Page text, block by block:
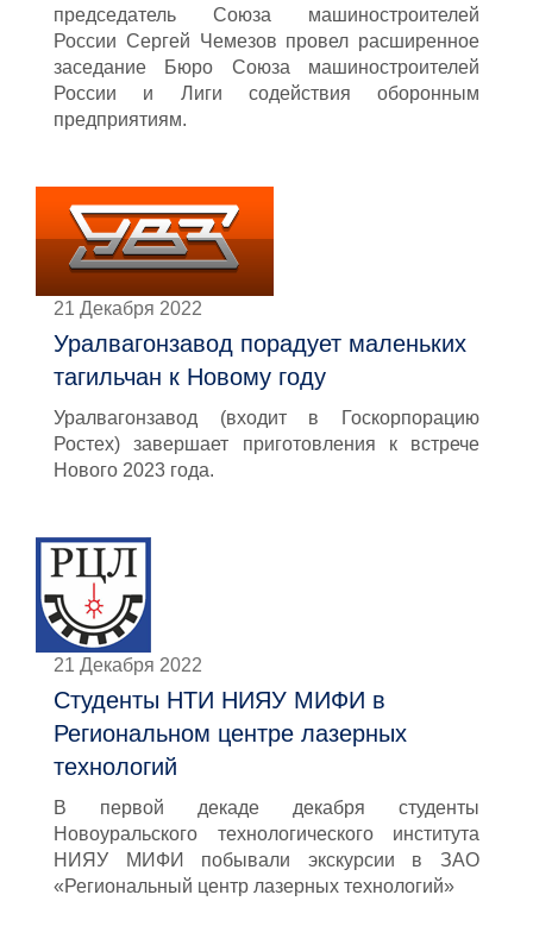
председатель Союза машиностроителей
России Сергей Чемезов провел расширенное
заседание Бюро Союза машиностроителей
России и Лиги содействия оборонным
предприятиям.
21 Декабря 2022
Уралвагонзавод порадует маленьких
тагильчан к Новому году
Уралвагонзавод (входит в Госкорпорацию
Ростех) завершает приготовления к встрече
Нового 2023 года.
21 Декабря 2022
Студенты НТИ НИЯУ МИФИ в
Региональном центре лазерных
технологий
В первой декаде декабря студенты
Новоуральского технологического института
НИЯУ МИФИ побывали экскурсии в ЗАО
«Региональный центр лазерных технологий»